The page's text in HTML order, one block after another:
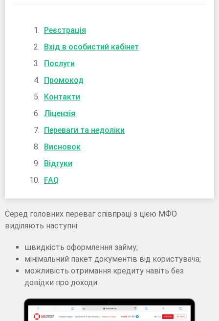
Реєстрація
Вхід в особистий кабінет
Послуги
Промокод
Контакти
Ліцензія
Переваги та недоліки
Висновок
Відгуки
FAQ
Серед головних переваг співпраці з цією МФО
виділяють наступні:
швидкість оформлення займу;
мінімальний пакет документів від користувача;
можливість отримання кредиту навіть без
довідки про доходи.